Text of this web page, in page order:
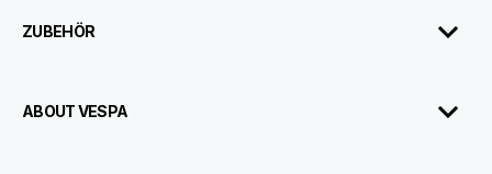
ZUBEHÖR
ABOUT VESPA